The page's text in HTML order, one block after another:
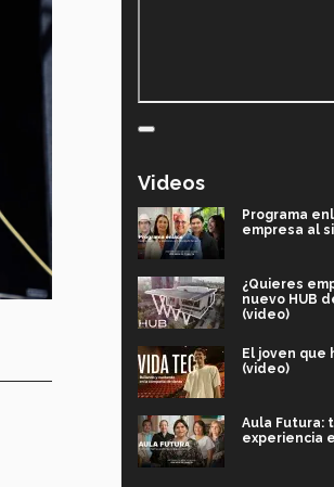
Videos
Programa
empresa al
¿Quieres
nuevo HUB
(video)
El joven que
(video)
Aula Futura:
experiencia